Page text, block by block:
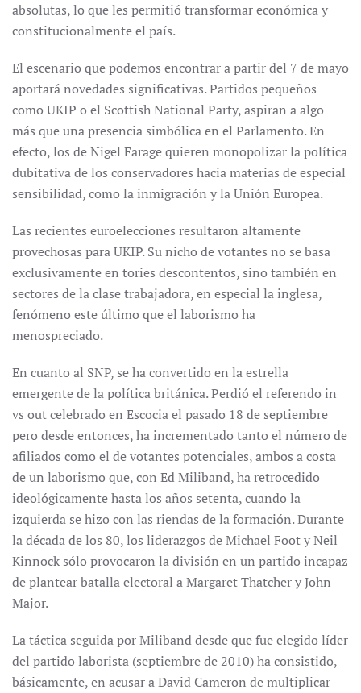
absolutas, lo que les permitió transformar económica y
constitucionalmente el país.
El escenario que podemos encontrar a partir del 7 de mayo
aportará novedades significativas. Partidos pequeños
como UKIP o el Scottish National Party, aspiran a algo
más que una presencia simbólica en el Parlamento. En
efecto, los de Nigel Farage quieren monopolizar la política
dubitativa de los conservadores hacia materias de especial
sensibilidad, como la inmigración y la Unión Europea.
Las recientes euroelecciones resultaron altamente
provechosas para UKIP. Su nicho de votantes no se basa
exclusivamente en tories descontentos, sino también en
sectores de la clase trabajadora, en especial la inglesa,
fenómeno este último que el laborismo ha
menospreciado.
En cuanto al SNP, se ha convertido en la estrella
emergente de la política británica. Perdió el referendo in
vs out celebrado en Escocia el pasado 18 de septiembre
pero desde entonces, ha incrementado tanto el número de
afiliados como el de votantes potenciales, ambos a costa
de un laborismo que, con Ed Miliband, ha retrocedido
ideológicamente hasta los años setenta, cuando la
izquierda se hizo con las riendas de la formación. Durante
la década de los 80, los liderazgos de Michael Foot y Neil
Kinnock sólo provocaron la división en un partido incapaz
de plantear batalla electoral a Margaret Thatcher y John
Major.
La táctica seguida por Miliband desde que fue elegido líder
del partido laborista (septiembre de 2010) ha consistido,
básicamente, en acusar a David Cameron de multiplicar